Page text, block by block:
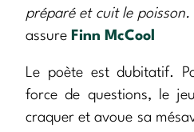
préparé et cuit le
assure Finn McCool
Le poète est dubitatif.
force de questions, le
craquer et avoue sa